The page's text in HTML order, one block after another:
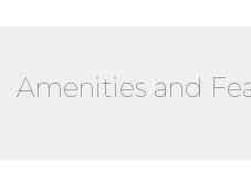
Amenities and